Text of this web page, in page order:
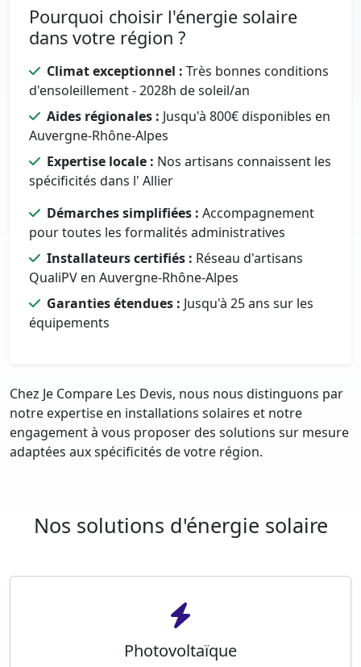
Pourquoi choisir l'énergie solaire
dans votre région ?
Climat exceptionnel : Très bonnes conditions
d'ensoleillement - 2028h de soleil/an
Aides régionales : Jusqu'à 800€ disponibles en
Auvergne-Rhône-Alpes
Expertise locale : Nos artisans connaissent les
spécificités dans l' Allier
Démarches simplifiées : Accompagnement
pour toutes les formalités administratives
Installateurs certifiés : Réseau d'artisans
QualiPV en Auvergne-Rhône-Alpes
Garanties étendues : Jusqu'à 25 ans sur les
équipements
Chez Je Compare Les Devis, nous nous distinguons par
notre expertise en installations solaires et notre
engagement à vous proposer des solutions sur mesure
adaptées aux spécificités de votre région.
Nos solutions d'énergie solaire
Photovoltaïque